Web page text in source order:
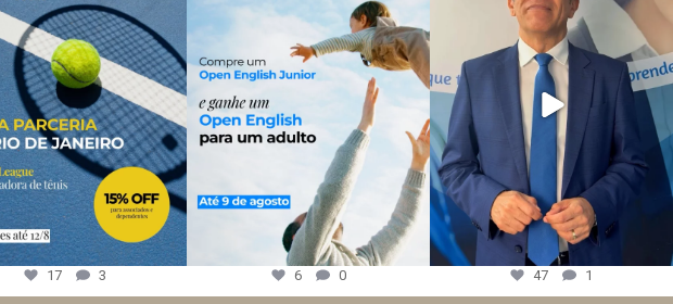
17 3 6 0 47 1